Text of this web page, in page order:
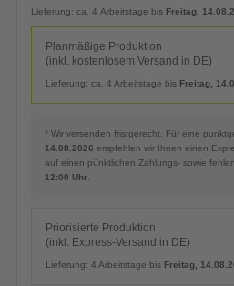
Lieferung: ca. 4 Arbeitstage bis Freitag,
Planmäßige Produktion
(inkl. kostenlosem Versand in DE)
Lieferung: ca. 4 Arbeitstage bis Freitag,
* Wir versenden fristgerecht. Für eine
14.08.2026 empfehlen wir Ihnen einen
auf einen pünktlichen Zahlungs- sowie
12:00 Uhr
Priorisierte Produktion
(inkl. Express-Versand in DE)
Lieferung: 4 Arbeitstage bis Freitag,